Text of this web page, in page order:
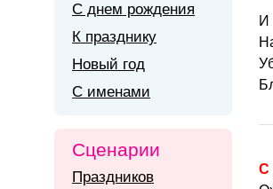
И
С днем рождения
К празднику
Новый год
С именами
Сценарии
Праздников